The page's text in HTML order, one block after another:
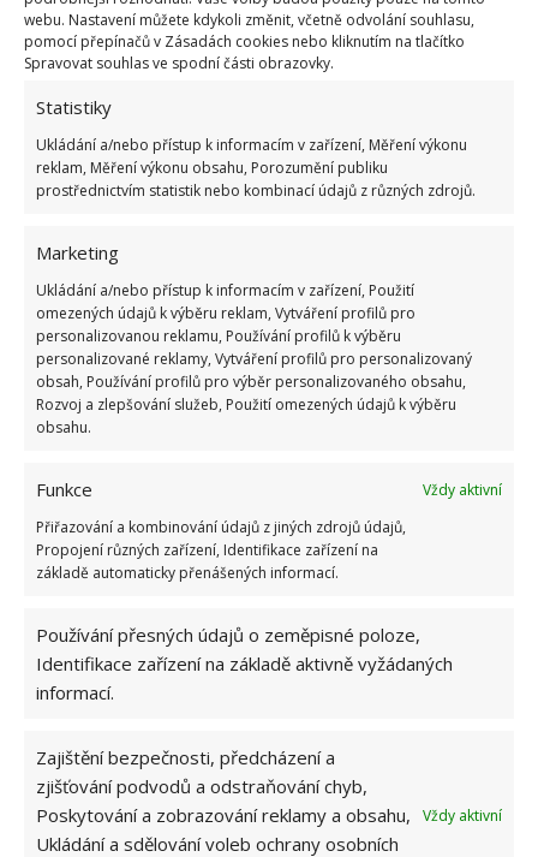
webu. Nastavení můžete kdykoli změnit, včetně odvolání souhlasu,
pomocí přepínačů v Zásadách cookies nebo kliknutím na tlačítko
Spravovat souhlas ve spodní části obrazovky.
Statistiky
Ukládání a/nebo přístup k informacím v zařízení, Měření výkonu
reklam, Měření výkonu obsahu, Porozumění publiku
prostřednictvím statistik nebo kombinací údajů z různých zdrojů.
Marketing
Ukládání a/nebo přístup k informacím v zařízení, Použití
omezených údajů k výběru reklam, Vytváření profilů pro
personalizovanou reklamu, Používání profilů k výběru
personalizované reklamy, Vytváření profilů pro personalizovaný
obsah, Používání profilů pro výběr personalizovaného obsahu,
Rozvoj a zlepšování služeb, Použití omezených údajů k výběru
obsahu.
Funkce
Vždy aktivní
Přiřazování a kombinování údajů z jiných zdrojů údajů,
Propojení různých zařízení, Identifikace zařízení na
základě automaticky přenášených informací.
Používání přesných údajů o zeměpisné poloze,
Identifikace zařízení na základě aktivně vyžádaných
informací.
Zajištění bezpečnosti, předcházení a
zjišťování podvodů a odstraňování chyb,
Poskytování a zobrazování reklamy a obsahu,
Ukládání a sdělování voleb ochrany osobních
Vždy aktivní
bodů
6.5.2026
ŽHAVÉ NOVINKY
otázek odhalí, kdo má minulý režim stále v živé
paměti
7.8.2026
Retro kvíz na téma jak vypadala doprava a
Profesionální zahradnice vytvořila přehled
nejnebezpečnějších škůdců rostlin a postupy,
jak se jich rychle zbavit
O WEBU